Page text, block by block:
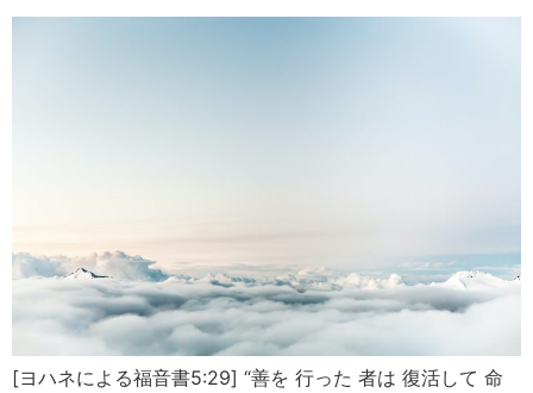
[ヨハネによる福音書5:29] “善を 行った 者は 復活して 命